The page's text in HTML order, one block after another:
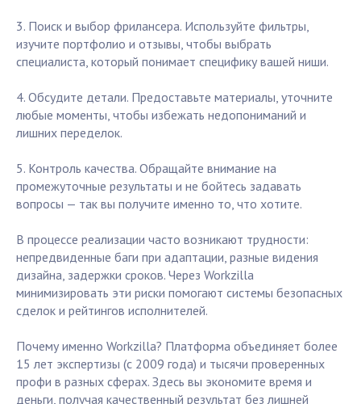
3. Поиск и выбор фрилансера. Используйте фильтры,
изучите портфолио и отзывы, чтобы выбрать
специалиста, который понимает специфику вашей ниши.
4. Обсудите детали. Предоставьте материалы, уточните
любые моменты, чтобы избежать недопониманий и
лишних переделок.
5. Контроль качества. Обращайте внимание на
промежуточные результаты и не бойтесь задавать
вопросы — так вы получите именно то, что хотите.
В процессе реализации часто возникают трудности:
непредвиденные баги при адаптации, разные видения
дизайна, задержки сроков. Через Workzilla
минимизировать эти риски помогают системы безопасных
сделок и рейтингов исполнителей.
Почему именно Workzilla? Платформа объединяет более
15 лет экспертизы (с 2009 года) и тысячи проверенных
профи в разных сферах. Здесь вы экономите время и
деньги, получая качественный результат без лишней